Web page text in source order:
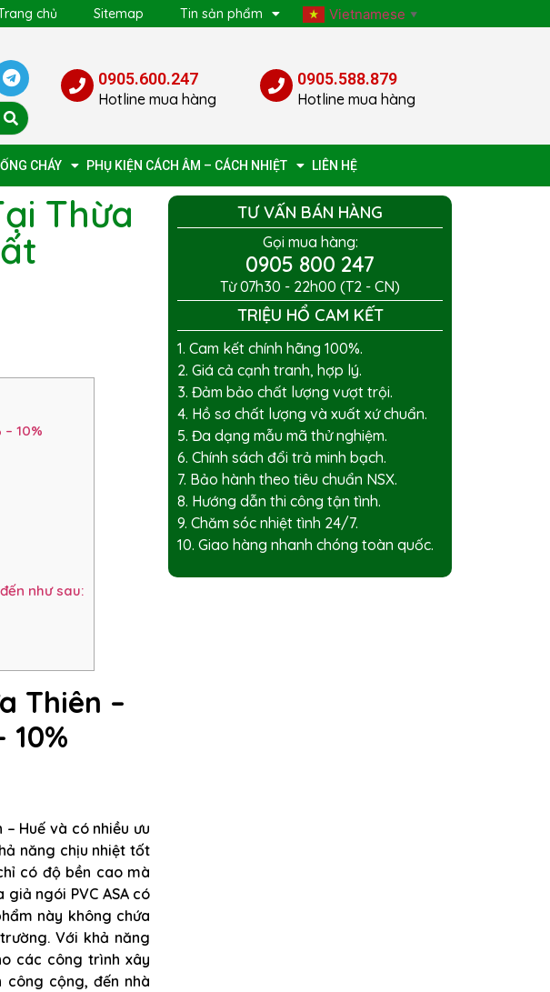
chủ Sitemap Tin sản phẩm Vietnamese ▼
0905.600.247
Hotline mua hàng
0905.588.879
Hotline mua hàng
CHÁY PHỤ KIỆN CÁCH ÂM – CÁCH NHIỆT LIÊN HỆ
Thừa
10%
như sau:
Thiên –
Huế và có nhiều ưu
năng chịu nhiệt tốt
có độ bền cao mà
ngói PVC ASA có
này không chứa
Với khả năng
các công trình xây
cộng, đến nhà
TƯ VẤN BÁN HÀNG
Gọi mua hàng:
0905 800 247
Từ 07h30 - 22h00 (T2 - CN)
TRIỆU HỔ CAM KẾT
1. Cam kết chính hãng 100%.
2. Giá cả cạnh tranh, hợp lý.
3. Đảm bảo chất lượng vượt trội.
4. Hồ sơ chất lượng và xuất xứ chuẩn.
5. Đa dạng mẫu mã thử nghiệm.
6. Chính sách đổi trả minh bạch.
7. Bảo hành theo tiêu chuẩn NSX.
8. Hướng dẫn thi công tận tình.
9. Chăm sóc nhiệt tình 24/7.
10. Giao hàng nhanh chóng toàn quốc.